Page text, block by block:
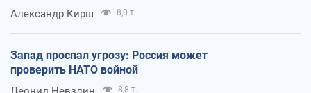
Александр Кирш 8,0 т.
Запад проспал угрозу: Россия может
проверить НАТО войной
8,8 т.